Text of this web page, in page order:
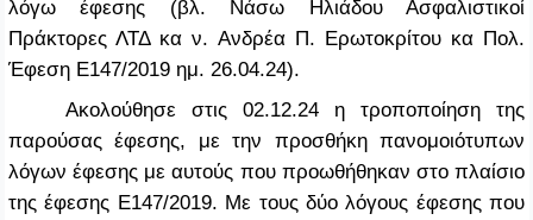
λόγω έφεσης (βλ. Νάσω Ηλιάδου Ασφαλιστικοί
Πράκτορες ΛΤΔ κα ν. Ανδρέα Π. Ερωτοκρίτου καΠολ.
Έφεση Ε147/2019 ημ. 26.04.24).
Ακολούθησε στις 02.12.24 η τροποποίηση της
παρούσας έφεσης, με την προσθήκη πανομοιότυπων
λόγων έφεσης με αυτούς που προωθήθηκαν στο πλαίσιο
της έφεσης Ε147/2019. Με τους δύο λόγους έφεσης που